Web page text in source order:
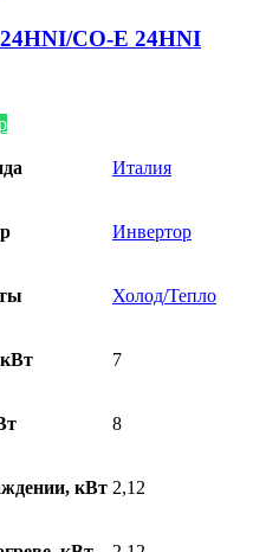
CO-E 24HNI
Италия
Инвертор
Холод/Тепло
7
8
кВт 2,12